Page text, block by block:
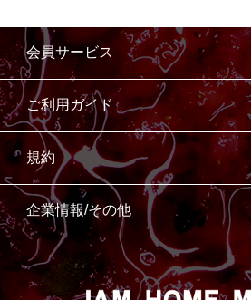
会員サービス
ご利用ガイド
規約
企業情報/その他